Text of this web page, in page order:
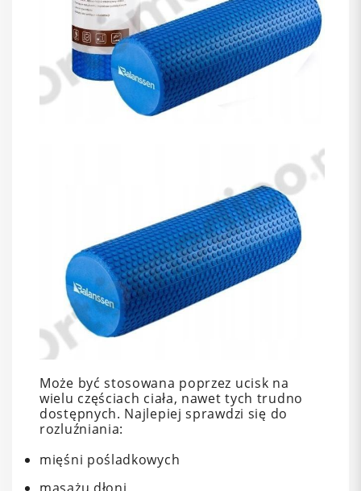
Może być stosowana poprzez ucisk na
wielu częściach ciała, nawet tych trudno
dostępnych. Najlepiej sprawdzi się do
rozluźniania:
mięśni pośladkowych